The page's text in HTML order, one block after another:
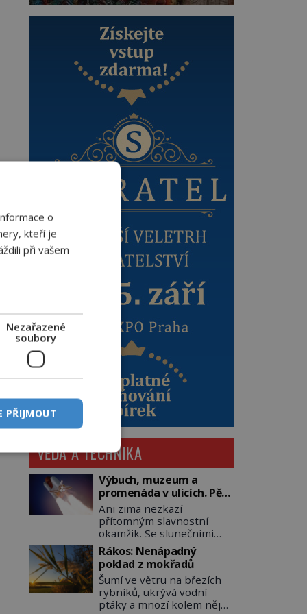
VĚDA A TECHNIKA
Výbuch, muzeum a
promenáda v ulicích. Pět
osudů nejslavnějších
raketoplánů
Ani zima nezkazí
přítomným slavnostní
okamžik. Se slunečními
brýlemi hledí na startující
raketu, která má do
vesmíru vynést kromě
posádky také obyčejnou
učitelku. Po několika
sekundách všem ztuhnou
Rákos: Nenápadný
poklad z mokřadů
Šumí ve větru na březích
rybníků, ukrývá vodní
ptáky a mnozí kolem něj
o
kteří je
při vašem
Nezařazené
soubory
PŘIJMOUT